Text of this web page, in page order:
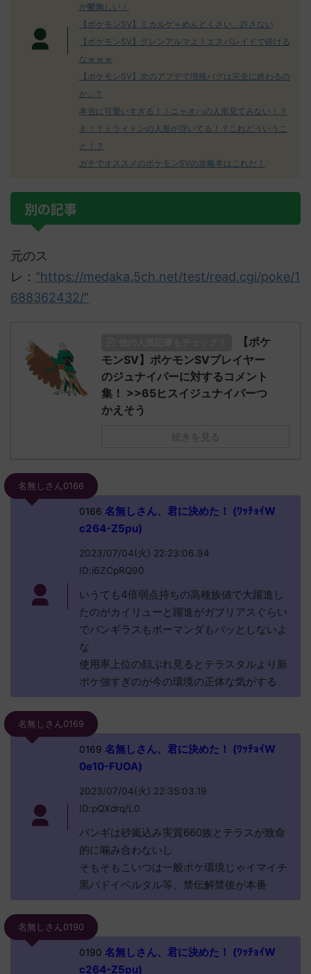
が鬱陶しい！
【ポケモンSV】ミカルゲ＝めんどくさい、許さない
【ポケモンSV】グレンアルマよ！エスバレイドで砕ける
なｗｗｗ
【ポケモンSV】次のアプデで増殖バグは完全に終わるの
か…？
本当に可愛いすぎる！！ニャオハの人形見てみない！？
え！？ミライドンの人形が浮いてる！？これどういうこ
と！？
ガチでオススメのポケモンSVの攻略本はこれだ！
別の記事
元のス
レ： "https://medaka.5ch.net/test/read.cgi/poke/1
688362432/"
【ポケ
モンSV】ポケモンSVプレイヤー
のジュナイパーに対するコメント
集！ >>65ヒスイジュナイパーつ
かえそう
続きを見る
名無しさん0166
0166 名無しさん、君に決めた！ (ﾜｯﾁｮｲW
c264-Z5pu)
2023/07/04(火) 22:23:06.94
ID:i6ZCpRQ90
いうても4倍弱点持ちの高種族値で大躍進し
たのがカイリューと躍進がガブリアスぐらい
でバンギラスもボーマンダもパッとしないよ
な
使用率上位の顔ぶれ見るとテラスタルより新
ポケ強すぎのが今の環境の正体な気がする
名無しさん0169
0169 名無しさん、君に決めた！ (ﾜｯﾁｮｲW
0e10-FUOA)
2023/07/04(火) 22:35:03.19
ID:pQXdrq/L0
バンギは砂嵐込み実質660族とテラスが致命
的に噛み合わないし
そもそもこいつは一般ポケ環境じゃイマイチ
黒バドイベルタル等、禁伝解禁後が本番
名無しさん0190
0190 名無しさん、君に決めた！ (ﾜｯﾁｮｲW
c264-Z5pu)